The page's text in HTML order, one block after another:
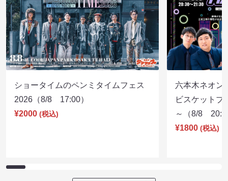
ショータイムのペンミタイムフェス
2026（8/8 17:00）
¥2000 (税込)
六本木ネオン
ビスケットブ
～（8/8
¥1800 (税込)